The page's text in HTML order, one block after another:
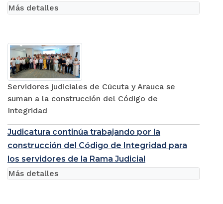
Servidores judiciales de Cúcuta y Arauca se
suman a la construcción del Código de
Integridad
Más detalles
Judicatura continúa trabajando por la
construcción del Código de Integridad para
los servidores de la Rama Judicial
Más detalles